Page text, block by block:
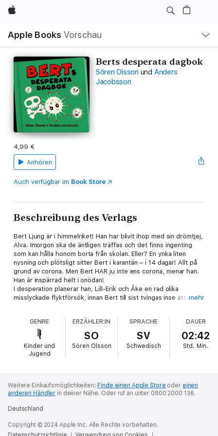
Apple
Apple Books Vorschau
Navigation
Menü
öffnen
Berts desperata dagbok
Sören Olsson und Anders
Jacobsson
4,99 €
Anhören
Auch verfügbar im Book Store
Beschreibung des Verlags
Bert Ljung är i himmelriket! Han har blivit ihop med sin drömtjej,
Alva. Imorgon ska de äntligen träffas och det finns ingenting
som kan hålla honom borta från skolan. Eller? En ynka liten
nysning och plötsligt sitter Bert i karantän – i 14 dagar! Allt på
grund av corona. Men Bert HAR ju inte ens corona, menar han.
Han är inspärrad helt i onödan!
I desperation planerar han, Lill-Erik och Åke en rad olika
misslyckade flyktförsök, innan Bert till sist tvingas inse att han
mehr
GENRE
Kinder und
Jugend
ERZÄHLER:IN
SO
Sören Olsson
SPRACHE
SV
Schwedisch
DAUER
02:42
Std. Min.
Weitere Einkaufsmöglichkeiten:Finde einen Apple Store oder einen
anderen Händler in deiner Nähe. Oder ruf an unter 0800 2000 136.
Deutschland
Copyright © 2024 Apple Inc. Alle Rechte vorbehalten.